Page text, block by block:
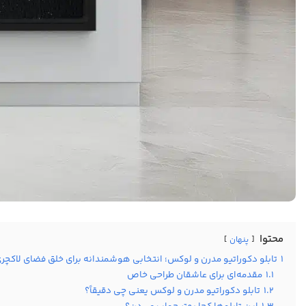
محتوا پنهان
1 تابلو دکوراتیو مدرن و لوکس؛ انتخابی هوشمندانه برای خلق فضای
1.1 مقدمه‌ای برای عاشقان طراحی خاص
1.2 تابلو دکوراتیو مدرن و لوکس یعنی چی دقیقاً؟